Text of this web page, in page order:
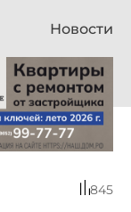
Новости
845